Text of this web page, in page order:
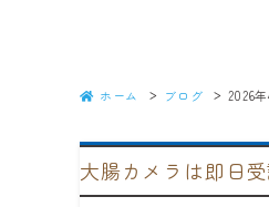
ホーム ブログ 2026
大腸カメラは即日